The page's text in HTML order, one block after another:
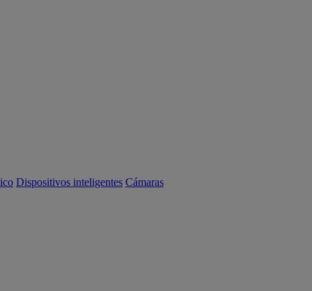
Dispositivos inteligentes Cámaras